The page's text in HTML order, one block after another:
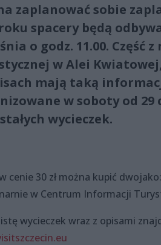
zaplanować sobie
spacery będą
o godz. 11.00.
w Alei
mają taką
w soboty od 29
wycieczek.
cenie 30 zł można kupić
w Centrum Informacji
listę wycieczek wraz z opisami